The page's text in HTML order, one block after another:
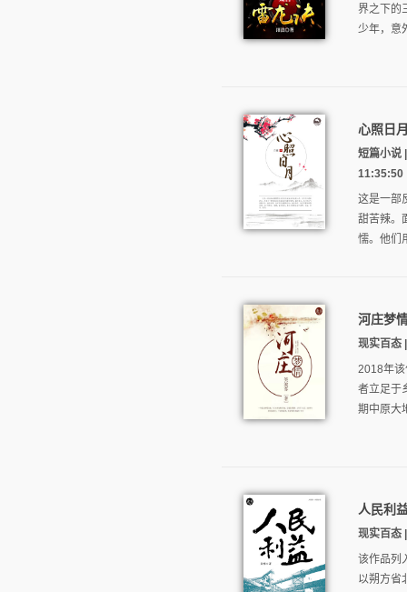
界之下的
少年，意
心照日
短篇小说
11:35:50
这是一部
甜苦辣。
懦。他们
河庄梦
现实百态
2018年该
者立足于
期中原大
人民利
现实百态
该作品列
以朔方省